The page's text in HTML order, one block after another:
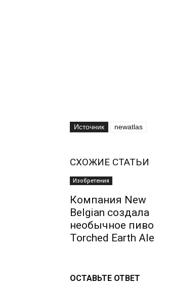
Источник newatlas
СХОЖИЕ СТАТЬИ
Изобретения
Компания New
Belgian создала
необычное пиво
Torched Earth Ale
ОСТАВЬТЕ ОТВЕТ